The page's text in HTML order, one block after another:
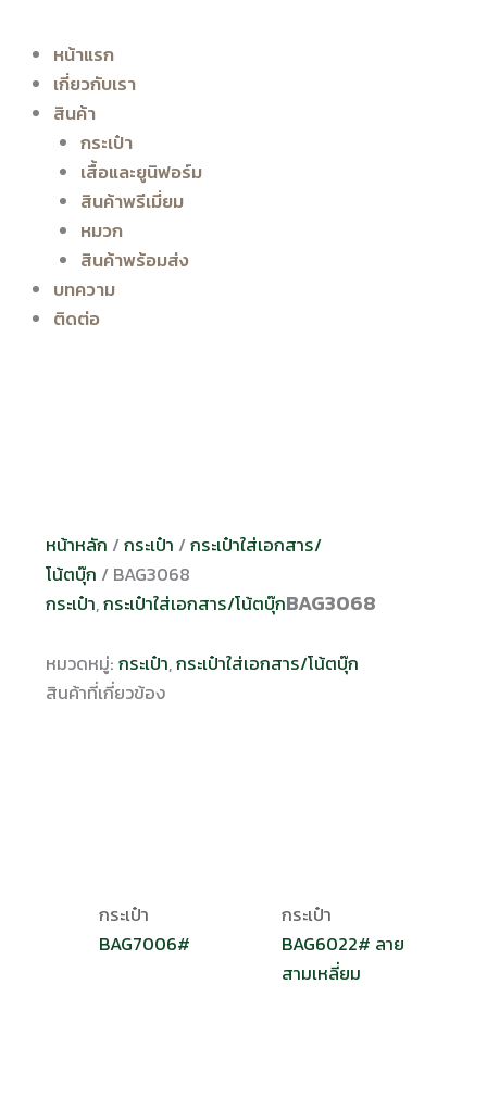
หน้าแรก
เกี่ยวกับเรา
สินค้า
กระเป๋า
เสื้อและยูนิฟอร์ม
สินค้าพรีเมี่ยม
หมวก
สินค้าพร้อมส่ง
บทความ
ติดต่อ
หน้าหลัก / กระเป๋า / กระเป๋าใส่เอกสาร/
โน้ตบุ๊ก / BAG3068
กระเป๋า,กระเป๋าใส่เอกสาร/โน้ตบุ๊กBAG3068
หมวดหมู่: กระเป๋า,กระเป๋าใส่เอกสาร/โน้ตบุ๊ก
สินค้าที่เกี่ยวข้อง
กระเป๋า
BAG7006#
กระเป๋า
BAG6022# ลาย
สามเหลี่ยม